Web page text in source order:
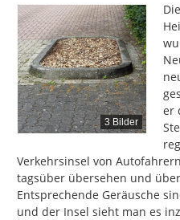
3 Bilder
er
Verkehrsinsel von
tagsüber übersehen und
Entsprechende Geräusche
und der Insel sieht man es